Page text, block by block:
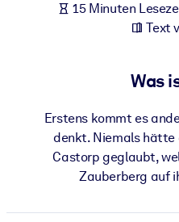
Integrieren Sie kompaktes,
bessere Lernergebnisse.
Bereichern Sie Ihre
Für KI-Systeme
Nutzen Sie verlässliches,
Ihrer KI-Systeme zu
15 Minuten
Text
Was
Erstens kommt es
denkt. Niemals hätte
Castorp geglaubt,
Zauberberg auf